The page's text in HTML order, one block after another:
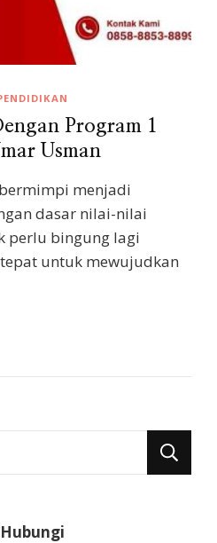
Program 1
Usman
menjadi
dasar nilai-nilai
perlu bingung lagi
untuk mewujudkan